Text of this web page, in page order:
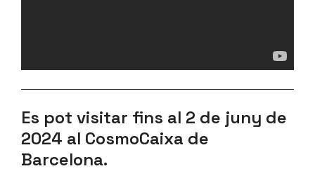
Es pot visitar fins al 2 de juny de
2024 al CosmoCaixa de
Barcelona.